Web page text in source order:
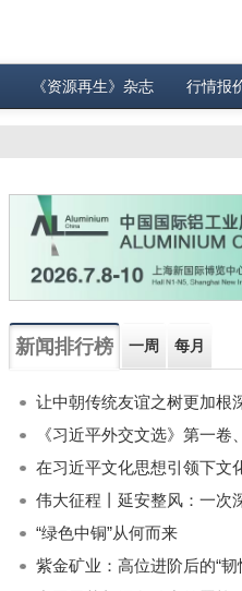
《资源再生》杂志 行情报
新闻排行榜 一周 每月
《习近平外交文选》第一卷
“绿色中铜”从何而来
紫金矿业：高位进阶后的“韧